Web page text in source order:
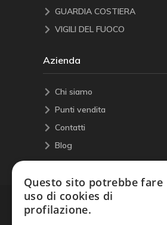
GUARDIA COSTIERA
VIGILI DEL FUOCO
Azienda
Chi siamo
Punti vendita
Contatti
Blog
Questo sito potrebbe fare
uso di cookies di
profilazione.